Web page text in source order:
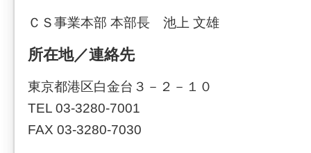
ＣＳ事業本部 本部長 池上 文雄
所在地／連絡先
東京都港区白金台３－２－１０
TEL 03-3280-7001
FAX 03-3280-7030